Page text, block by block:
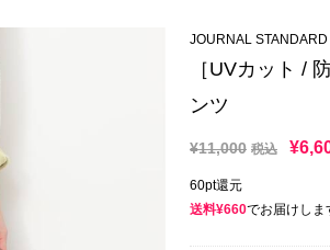
JOURNAL
［UVカット /
ンツ
¥11,000 税込 ¥
60pt還元
送料¥660でお届けしま